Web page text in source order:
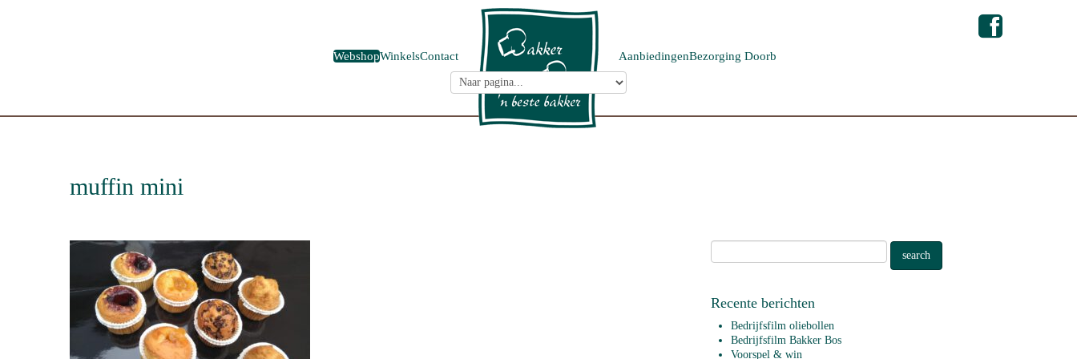
WebshopWinkelsContact AanbiedingenBezorging Doorb
muffin mini
Recente berichten
Bedrijfsfilm oliebollen
Bedrijfsfilm Bakker Bos
Voorspel & win